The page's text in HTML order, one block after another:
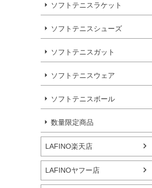
ソフトテニスラケット
ソフトテニスシューズ
ソフトテニスガット
ソフトテニスウェア
ソフトテニスボール
数量限定商品
LAFINO楽天店
LAFINOヤフー店